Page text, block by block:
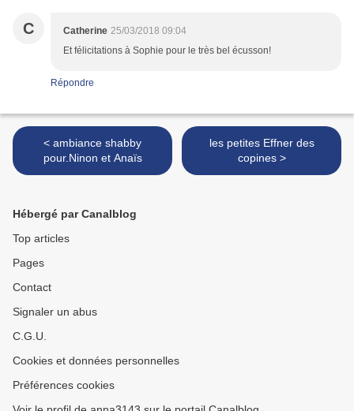
C Catherine 25/03/2018 09:04
Et félicitations à Sophie pour le très bel écusson!
Répondre
< ambiance shabby
pour.Ninon et Anaïs
les petites Effner des
copines >
Hébergé par Canalblog
Top articles
Pages
Contact
Signaler un abus
C.G.U.
Cookies et données personnelles
Préférences cookies